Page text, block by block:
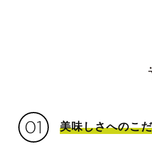
01 美味しさへのこ